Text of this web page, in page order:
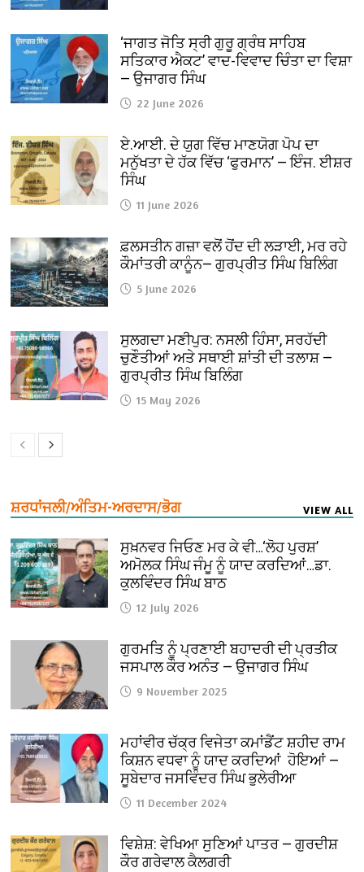
‘ਜਾਗਤ ਜੋਤਿ ਸ੍ਰੀ ਗੁਰੂ ਗ੍ਰੰਥ ਸਾਹਿਬ
ਸਤਿਕਾਰ ਐਕਟ’ ਵਾਦ-ਵਿਵਾਦ ਚਿੰਤਾ ਦਾ ਵਿਸ਼ਾ
— ਉਜਾਗਰ ਸਿੰਘ
22 June 2026
ਏ.ਆਈ. ਦੇ ਯੁਗ ਵਿੱਚ ਮਾਣਯੋਗ ਪੋਪ ਦਾ
ਮਨੁੱਖਤਾ ਦੇ ਹੱਕ ਵਿੱਚ ‘ਫੁਰਮਾਨ’ — ਇੰਜ. ਈਸ਼ਰ
ਸਿੰਘ
11 June 2026
ਫ਼ਲਸਤੀਨ ਗਜ਼ਾ ਵਲੋਂ ਹੋਂਦ ਦੀ ਲੜਾਈ, ਮਰ ਰਹੇ
ਕੌਮਾਂਤਰੀ ਕਾਨੂੰਨ— ਗੁਰਪ੍ਰੀਤ ਸਿੰਘ ਬਿਲਿੰਗ
5 June 2026
ਸੁਲਗਦਾ ਮਣੀਪੁਰ: ਨਸਲੀ ਹਿੰਸਾ, ਸਰਹੱਦੀ
ਚੁਣੌਤੀਆਂ ਅਤੇ ਸਥਾਈ ਸ਼ਾਂਤੀ ਦੀ ਤਲਾਸ਼ —
ਗੁਰਪ੍ਰੀਤ ਸਿੰਘ ਬਿਲਿੰਗ
15 May 2026
ਸ਼ਰਧਾਂਜਲੀ/ਅੰਤਿਮ-ਅਰਦਾਸ/ਭੋਗ VIEW ALL
ਸੁਖ਼ਨਵਰ ਜਿਓਣ ਮਰ ਕੇ ਵੀ…‘ਲੋਹ ਪੁਰਸ਼’
ਅਮੋਲਕ ਸਿੰਘ ਜੰਮੂ ਨੂੰ ਯਾਦ ਕਰਦਿਆਂ…ਡਾ.
ਕੁਲਵਿੰਦਰ ਸਿੰਘ ਬਾਠ
12 July 2026
ਗੁਰਮਤਿ ਨੂੰ ਪ੍ਰਣਾਈ ਬਹਾਦਰੀ ਦੀ ਪ੍ਰਤੀਕ
ਜਸਪਾਲ ਕੌਰ ਅਨੰਤ — ਉਜਾਗਰ ਸਿੰਘ
9 November 2025
ਮਹਾਂਵੀਰ ਚੱਕ੍ਰ ਵਿਜੇਤਾ ਕਮਾਂਡੈਂਟ ਸ਼ਹੀਦ ਰਾਮ
ਕਿਸ਼ਨ ਵਧਵਾ ਨੂੰ ਯਾਦ ਕਰਦਿਆਂ ਹੋਇਆਂ —
ਸੂਬੇਦਾਰ ਜਸਵਿੰਦਰ ਸਿੰਘ ਭੁਲੇਰੀਆ
11 December 2024
ਵਿਸ਼ੇਸ਼: ਵੇਖਿਆ ਸੁਣਿਆਂ ਪਾਤਰ — ਗੁਰਦੀਸ਼
ਕੌਰ ਗਰੇਵਾਲ ਕੈਲਗਰੀ